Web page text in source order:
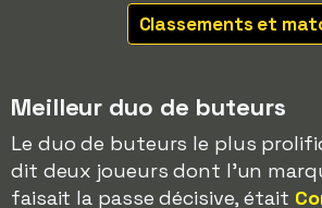
Classements et
Meilleur duo de buteurs
Le duo de buteurs le plus
dit deux joueurs dont l'un
faisait la passe décisive, était